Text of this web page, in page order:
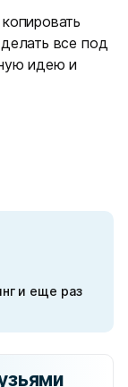
все под
идею и
и еще раз